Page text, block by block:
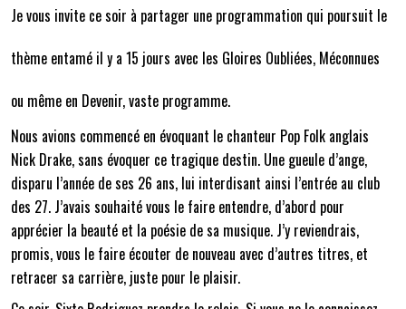
Je vous invite ce soir à partager une programmation qui poursuit le
thème entamé il y a 15 jours avec les Gloires Oubliées, Méconnues
ou même en Devenir, vaste programme.
Nous avions commencé en évoquant le chanteur Pop Folk anglais
Nick Drake, sans évoquer ce tragique destin. Une gueule d’ange,
disparu l’année de ses 26 ans, lui interdisant ainsi l’entrée au club
des 27. J’avais souhaité vous le faire entendre, d’abord pour
apprécier la beauté et la poésie de sa musique. J’y reviendrais,
promis, vous le faire écouter de nouveau avec d’autres titres, et
retracer sa carrière, juste pour le plaisir.